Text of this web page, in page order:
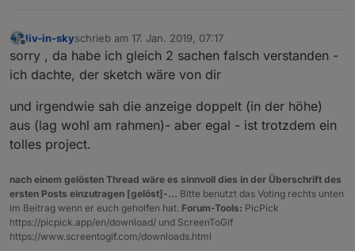
liv-in-skyschrieb am 17. Jan. 2019, 07:17
zuletzt editiert von
sorry , da habe ich gleich 2 sachen falsch verstanden -
ich dachte, der sketch wäre von dir
und irgendwie sah die anzeige doppelt (in der höhe)
aus (lag wohl am rahmen)- aber egal - ist trotzdem ein
tolles project.
nach einem gelösten Thread wäre es sinnvoll dies in der Überschrift des
ersten Posts einzutragen [gelöst]-... Bitte benutzt das Voting rechts unten
im Beitrag wenn er euch geholfen hat. Forum-Tools: PicPick
https://picpick.app/en/download/ und ScreenToGif
https://www.screentogif.com/downloads.html